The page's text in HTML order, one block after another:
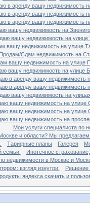
в аренду вашу недвижимость
в аренду вашу недвижимость
в аренду вашу недвижимость
вашу недвижимость на
вашу недвижимость на улице
вашу недвижимость на улице
Продам/Сдам недвижимость на
вашу недвижимость на улице
вашу недвижимость на улице
в аренду вашу недвижимость
в аренду вашу недвижимость
вашу недвижимость на
вашу недвижимость на улице
вашу недвижимость на улице
вашу недвижимость на
Мои услуги специалиста по
и области? Мы
Тарифные планы Галерея
семьи.
Ипотечное
недвижимости в Москве и
взгляд изнутри.
Решение
яндекса скачать и